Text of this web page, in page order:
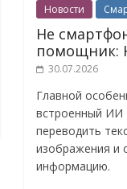
Новости
Не
помощник:
30.07.2026
Главной
встроенный ИИ
переводить
изображения и
информацию.